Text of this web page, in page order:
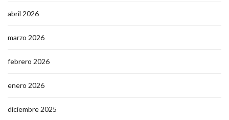
abril 2026
marzo 2026
febrero 2026
enero 2026
diciembre 2025